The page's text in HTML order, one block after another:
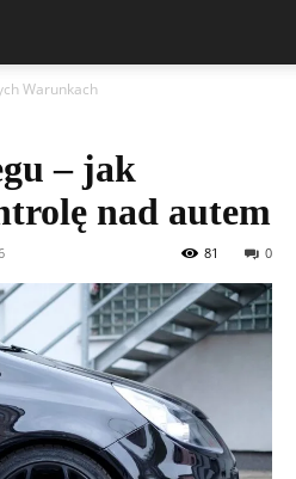
Warunkach
– jak
nad autem
0
81